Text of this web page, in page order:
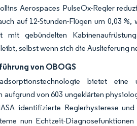
Aerospaces PulseOx-Regler
auf 12-Stunden-Flügen um 0,03
mit gebündelten
selbst wenn sich die Auslieferung
von OBOGS
bietet
aufgrund von 603 ungeklärten
identifizierte Reglerhysterese
nun Echtzeit-